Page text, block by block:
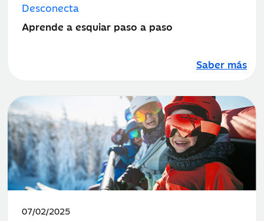
publicación:
Desconecta
Aprende a esquiar paso a paso
Saber más
Fecha
07/02/2025